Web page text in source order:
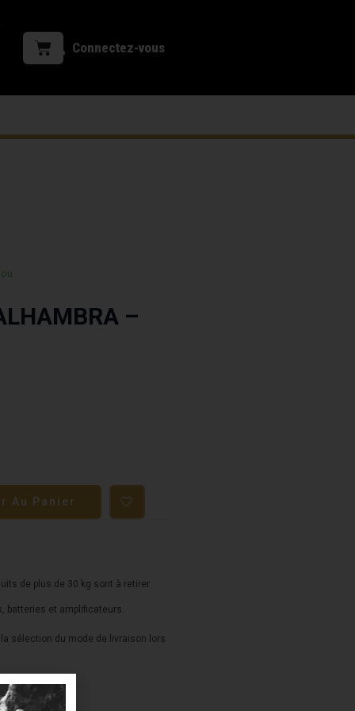
Connectez-vous
–
Au Panier
de plus de 30 kg sont à retirer
batteries et amplificateurs.
sélection du mode de livraison lors